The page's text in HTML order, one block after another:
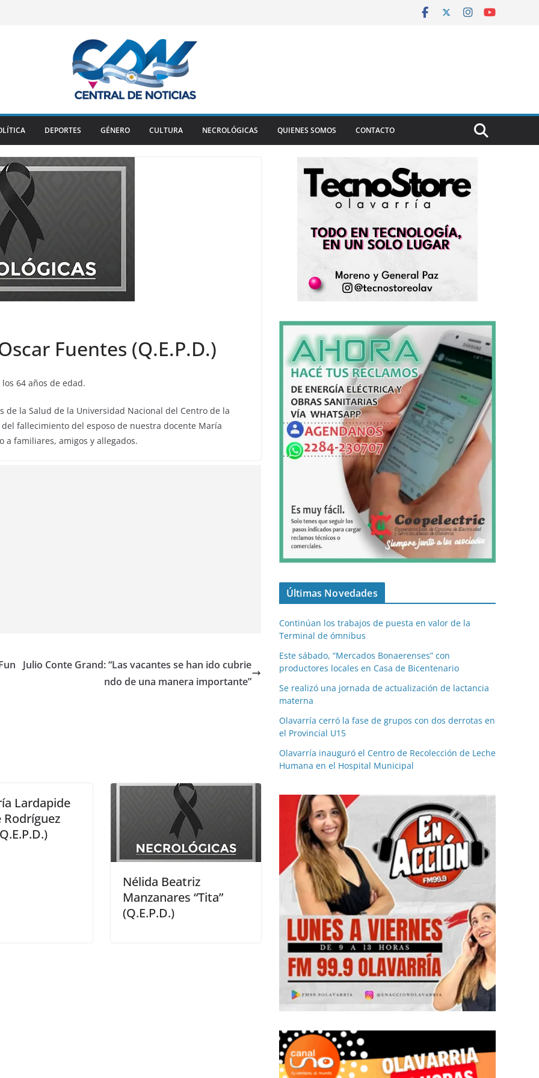
DEPORTES GÉNERO CULTURA NECROLÓGICAS QUIENES SOMOS CONTACTO
Fuentes (Q.E.P.D.)
64 años de edad.
la Salud de la Universidad Nacional del Centro de la
fallecimiento del esposo de nuestra docente María
a familiares, amigos y allegados.
Julio Conte Grand: “Las vacantes se han ido cubrie
ndo de una manera importante”
Lardapide
Rodríguez
Nélida Beatriz
Manzanares “Tita”
(Q.E.P.D.)
Últimas Novedades
Continúan los trabajos de puesta en valor de la
Terminal de ómnibus
Este sábado, “Mercados Bonaerenses” con
productores locales en Casa de Bicentenario
Se realizó una jornada de actualización de lactancia
materna
Olavarría cerró la fase de grupos con dos derrotas en
el Provincial U15
Olavarría inauguró el Centro de Recolección de Leche
Humana en el Hospital Municipal